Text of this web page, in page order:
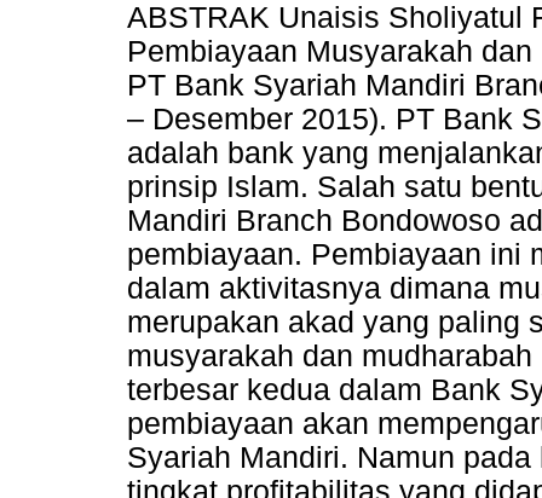
ABSTRAK Unaisis Sholiyatul
Pembiayaan Musyarakah
PT Bank Syariah Mandiri
– Desember 2015). PT Bank
adalah bank yang
prinsip Islam. Salah satu
Mandiri Branch Bondowoso
pembiayaan. Pembiayaan ini
dalam aktivitasnya dimana
merupakan akad yang paling
musyarakah dan
terbesar kedua dalam Bank
pembiayaan akan
Syariah Mandiri. Namun
tingkat profitabilitas yang